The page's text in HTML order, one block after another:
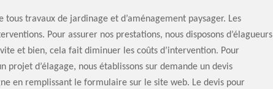
tous travaux de jardinage et d’aménagement paysager. Les
Pour assurer nos prestations, nous disposons d’élagueurs
et bien, cela fait diminuer les coûts d’intervention. Pour
d’élagage, nous établissons sur demande un devis
en remplissant le formulaire sur le site web. Le devis pour